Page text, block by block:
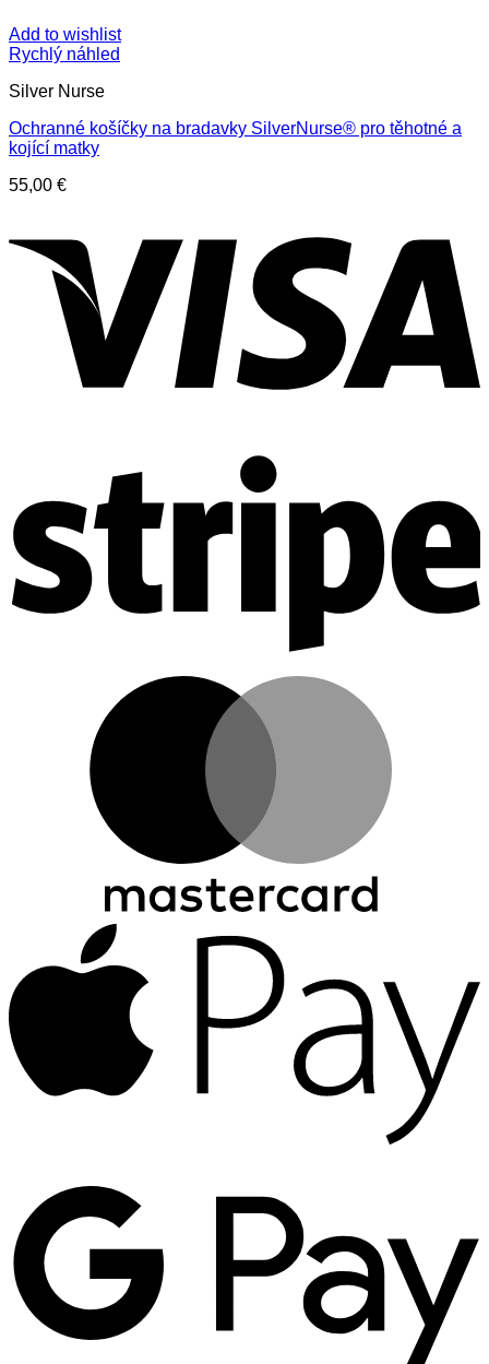
Add to wishlist
Rychlý náhled
Silver Nurse
Ochranné košíčky na bradavky SilverNurse® pro těhotné a
kojící matky
55,00 €